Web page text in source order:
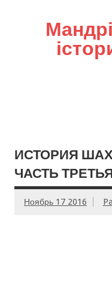
ИСТОРИЯ
ЧАСТЬ
Ноябрь 17 2016